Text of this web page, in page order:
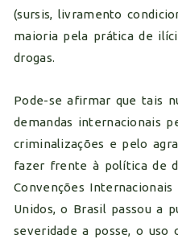
(sursis, livramento
maioria pela prática de
drogas.
Pode-se afirmar que tais
demandas internacionais
criminalizações e pelo
fazer frente à política de
Convenções Internacionais
Unidos, o Brasil passou a
severidade a posse, o uso